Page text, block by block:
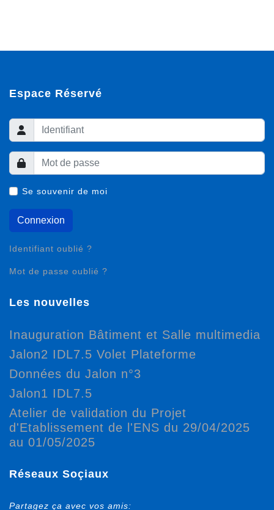
Espace Réservé
Se souvenir de moi
Connexion
Identifiant oublié ?
Mot de passe oublié ?
Les nouvelles
Inauguration Bâtiment et Salle multimedia
Jalon2 IDL7.5 Volet Plateforme
Données du Jalon n°3
Jalon1 IDL7.5
Atelier de validation du Projet
d'Etablissement de l'ENS du 29/04/2025
au 01/05/2025
Réseaux Soçiaux
Partagez ça avec vos amis: